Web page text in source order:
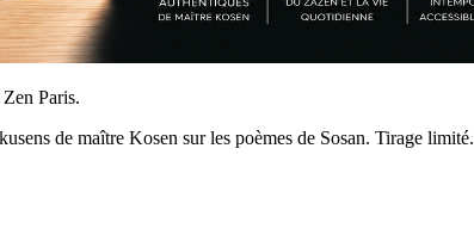
Paris.
de maître Kosen sur les poèmes de Sosan. Tirage limité.